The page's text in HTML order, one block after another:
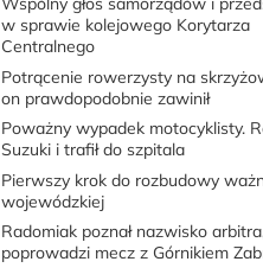
w sprawie kolejowego Korytarza
Centralnego
Potrącenie rowerzysty na
on prawdopodobnie zawinił
Poważny wypadek motocyklisty.
Suzuki i trafił do szpitala
Pierwszy krok do rozbudowy
wojewódzkiej
Radomiak poznał nazwisko
poprowadzi mecz z Górnikiem